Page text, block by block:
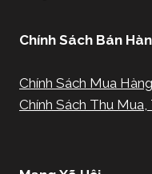
Chính Sách Bán
Chính Sách Mua Hàng
Chính Sách Thu